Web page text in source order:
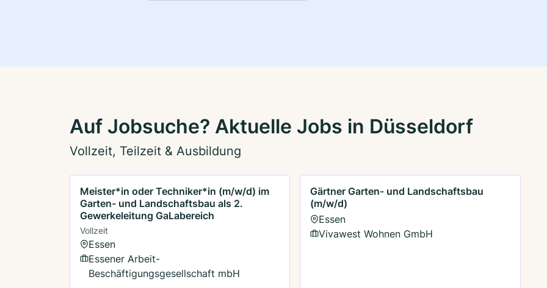
Auf Jobsuche? Aktuelle Jobs in Düsseldorf
Vollzeit, Teilzeit & Ausbildung
Meister*in oder Techniker*in (m/w/d) im
Garten- und Landschaftsbau als 2.
Gewerkeleitung GaLabereich
Vollzeit
Essen
Essener Arbeit-
Beschäftigungsgesellschaft mbH
Gärtner Garten- und Landschaftsbau
(m/w/d)
Essen
Vivawest Wohnen GmbH